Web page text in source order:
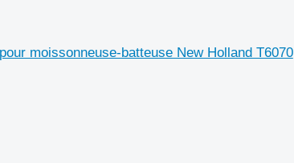
moissonneuse-batteuse New Holland T6070